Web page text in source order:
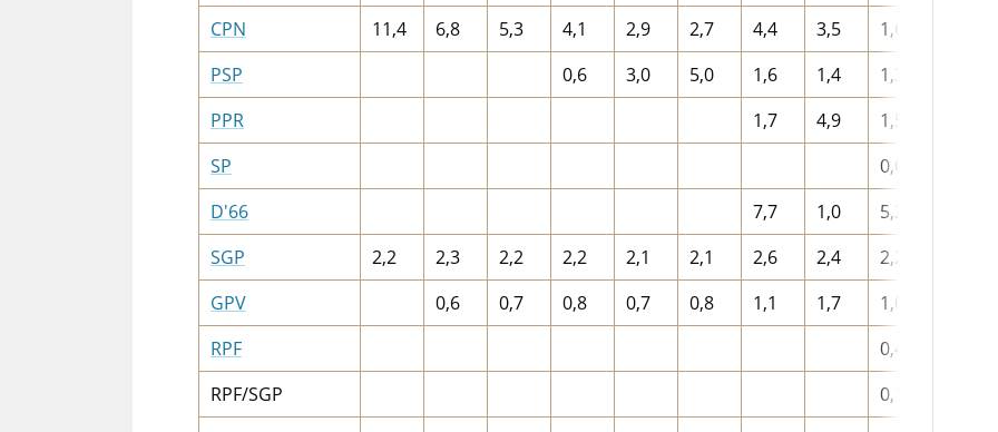
CPN
11,4 6,8 5,3 4,1 2,9 2,7 4,4 3,5
1,6
PSP
0,6 3,0 5,0 1,6 1,4
1,3
PPR
1,7 4,9
1,5
SP
0,0
D'66
7,7 1,0
5,2
SGP
2,2 2,3 2,2 2,2 2,1 2,1 2,6 2,4
2,2
GPV
0,6 0,7 0,8 0,7 0,8 1,1 1,7
1,0
RPF
0,4
RPF/SGP
0,1